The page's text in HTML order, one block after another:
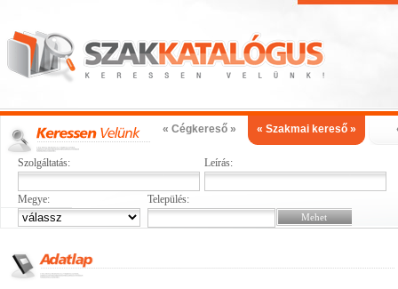
« Cégkereső » « Szakmai kereső »
Szolgáltatás: Leírás:
Megye: Település: